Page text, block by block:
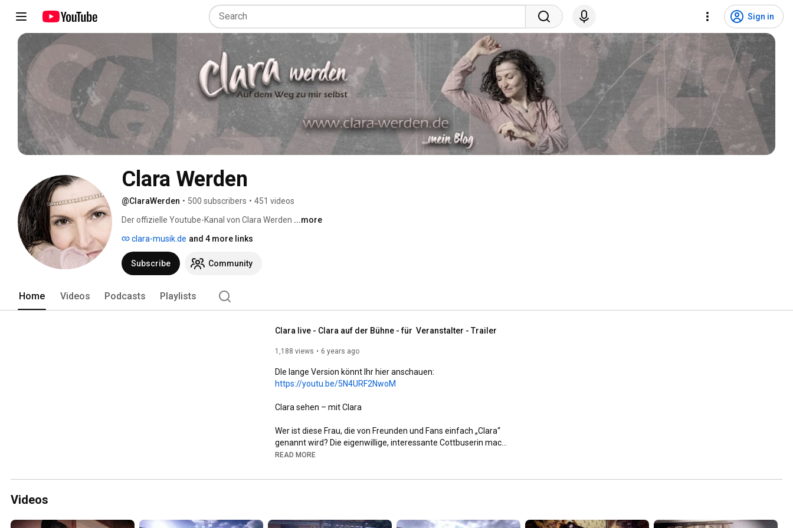
Sign in
Clara Werden
@ClaraWerden • 500 subscribers • 451 videos
Der offizielle Youtube-Kanal von Clara Werden ...more
clara-musik.de and 4 more links
Subscribe Community
Home Videos Podcasts Playlists
Clara live - Clara auf der Bühne - für  Veranstalter - Trailer
1,188 views 6 years ago
https://youtu.be/5N4URF2NwoM
Clara sehen – mit Clara
Wer ist diese Frau, die von Freunden und Fans einfach „Clara“
genannt wird? Die eigenwillige, interessante Cottbuserin macht
Musik, seit sie laufen kann. Erst auf der Triola, dann auf dem
Auf die Bühne bringt sie diese allerdings erst 25 Jahre später.
READ MORE
Videos